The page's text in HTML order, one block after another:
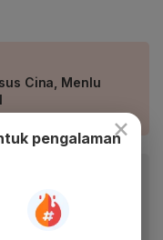
Cina, Menlu
nyaman dan nikmati
Katadata.
×
pengalaman